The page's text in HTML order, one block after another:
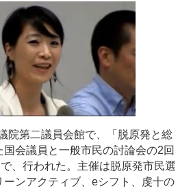
院第二議員会館で、「脱原発と総
会議員と一般市民の討論会の2回
、行われた。主催は脱原発市民選
ンアクティブ、eシフト、虔十の